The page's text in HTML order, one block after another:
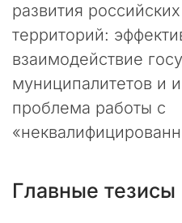
развития
территорий:
взаимодействие
муниципалитетов и
проблема работы с
Главные тезисы
л
г
и
!
В
п
л
е